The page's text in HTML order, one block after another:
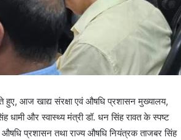
हुए, आज खाद्य संरक्षा एवं औषधि प्रशासन मुख्यालय,
और स्वास्थ्य मंत्री डॉ. धन सिंह रावत के स्पष्ट
प्रशासन तथा राज्य औषधि नियंत्रक ताजबर सिंह